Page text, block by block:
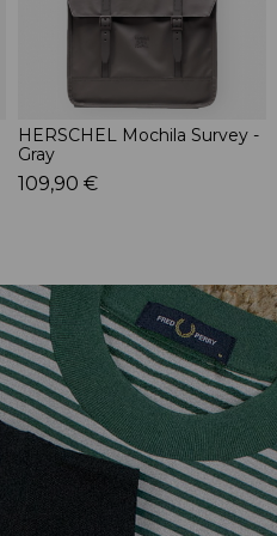
HERSCHEL Mochila Survey -
Gray
109,90 €